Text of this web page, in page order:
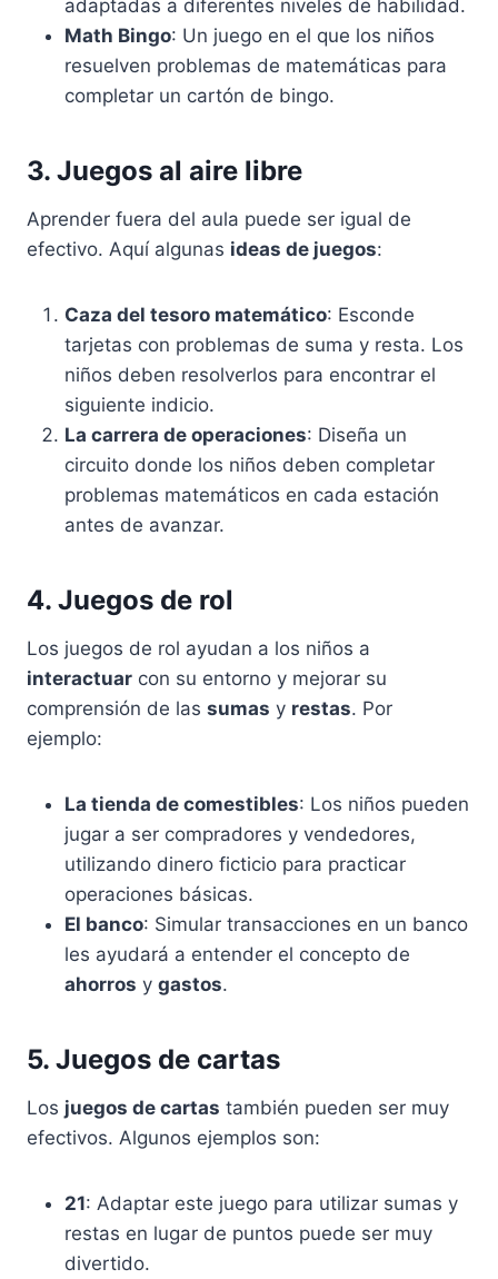
adaptadas a diferentes niveles de habilidad.
Math Bingo: Un juego en el que los niños
resuelven problemas de matemáticas para
completar un cartón de bingo.
3. Juegos al aire libre
Aprender fuera del aula puede ser igual de
efectivo. Aquí algunas ideas de juegos:
Caza del tesoro matemático: Esconde
tarjetas con problemas de suma y resta. Los
niños deben resolverlos para encontrar el
siguiente indicio.
La carrera de operaciones: Diseña un
circuito donde los niños deben completar
problemas matemáticos en cada estación
antes de avanzar.
4. Juegos de rol
Los juegos de rol ayudan a los niños a
interactuar con su entorno y mejorar su
comprensión de las sumas y restas. Por
ejemplo:
La tienda de comestibles: Los niños pueden
jugar a ser compradores y vendedores,
utilizando dinero ficticio para practicar
operaciones básicas.
El banco: Simular transacciones en un banco
les ayudará a entender el concepto de
ahorros y gastos.
5. Juegos de cartas
Los juegos de cartas también pueden ser muy
efectivos. Algunos ejemplos son:
21: Adaptar este juego para utilizar sumas y
restas en lugar de puntos puede ser muy
divertido.